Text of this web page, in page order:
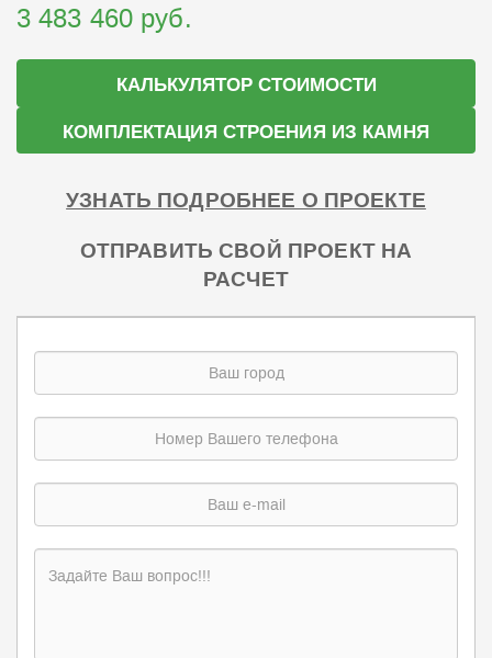
3 483 460 руб.
КАЛЬКУЛЯТОР СТОИМОСТИ
КОМПЛЕКТАЦИЯ СТРОЕНИЯ ИЗ КАМНЯ
УЗНАТЬ ПОДРОБНЕЕ О ПРОЕКТЕ
ОТПРАВИТЬ СВОЙ ПРОЕКТ НА
РАСЧЕТ